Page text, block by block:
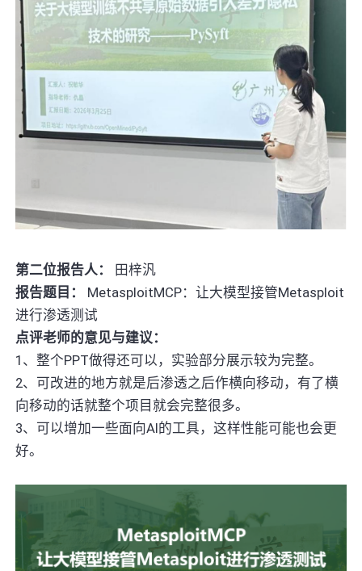
第二位报告人：
田梓汎
报告题目：
MetasploitMCP：让大模型接管Metasploit
进行渗透测试
点评老师的意见与建议：
1、整个PPT做得还可以，实验部分展示较为完整。
2、可改进的地方就是后渗透之后作横向移动，有了横
向移动的话就整个项目就会完整很多。
3、可以增加一些面向AI的工具，这样性能可能也会更
好。